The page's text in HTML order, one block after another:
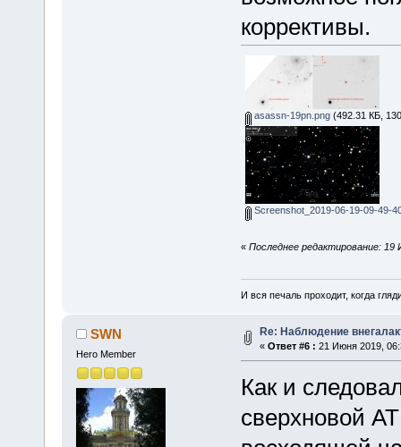
коррективы.
asassn-19pn.png(492.31 КБ,
Screenshot_2019-06-19-09-49-
« Последнее редактирование: 19
И вся печаль проходит, когда
SWN
Hero Member
Re: Наблюдение
« Ответ #6 : 21 Июня 2019,
Как и
сверхновой